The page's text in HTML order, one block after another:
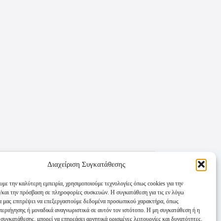
Διαχείριση Συγκατάθεσης
την καλύτερη εμπειρία, χρησιμοποιούμε τεχνολογίες όπως cookies για την
την πρόσβαση σε πληροφορίες συσκευών. Η συγκατάθεση για τις εν λόγω
μας επιτρέψει να επεξεργαστούμε δεδομένα προσωπικού χαρακτήρα, όπως
ή μοναδικά αναγνωριστικά σε αυτόν τον ιστότοπο. Η μη συγκατάθεση ή η
μπορεί να επηρεάσει αρνητικά ορισμένες λειτουργίες και δυνατότητες.